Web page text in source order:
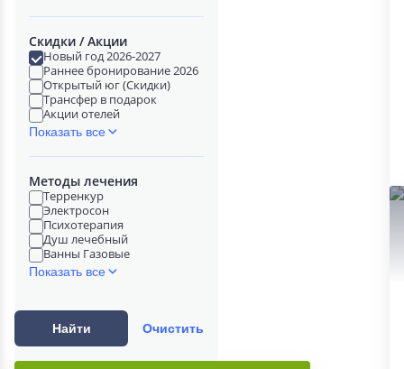
Скидки / Акции
Новый год 2026-2027
Раннее бронирование 2026
Открытый юг (Скидки)
Трансфер в подарок
Акции отелей
Показать все
Методы лечения
Терренкур
Электросон
Психотерапия
Душ лечебный
Ванны Газовые
Показать все
Найти Очистить